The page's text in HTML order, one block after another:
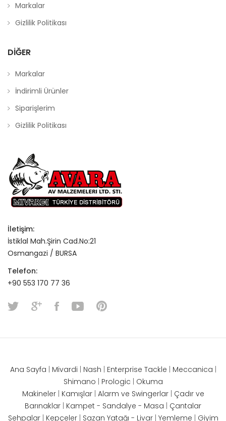
Markalar
Gizlilik Politikası
DIĞER
Markalar
İndirimli Ürünler
Siparişlerim
Gizlilik Politikası
İletişim:
İstiklal Mah.Şirin Cad.No:21
Osmangazi / BURSA
Telefon:
+90 553 170 77 36
Ana Sayfa Mivardi Nash Enterprise Tackle Meccanica
Shimano
Prologic
Okuma
Makineler| Kamışlar| Alarm ve Swingerlar| Çadır ve
Barınaklar Kampet - Sandalye - Masa
Çantalar
Sehpalar| Kepçeler| Sazan Yatağı - Livar| Yemleme Giyim